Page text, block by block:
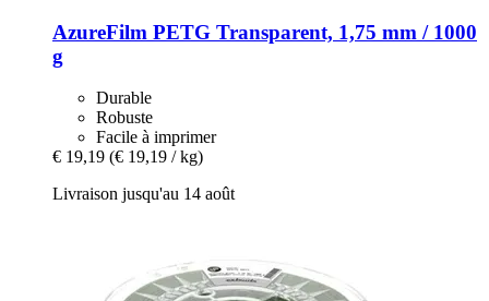
AzureFilm PETG Transparent, 1,75 mm / 1000
g
Durable
Robuste
Facile à imprimer
€ 19,19 (€ 19,19 / kg)
Livraison jusqu'au 14 août